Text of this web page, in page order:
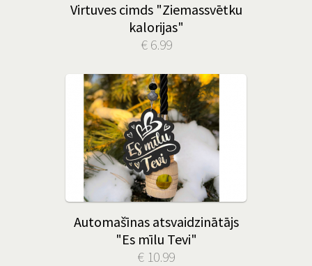
Virtuves cimds "Ziemassvētku
kalorijas"
€ 6.99
Automašīnas atsvaidzinātājs
"Es mīlu Tevi"
€ 10.99